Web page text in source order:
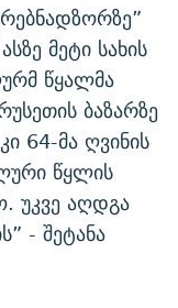
მეტი სახის
წყალმა
ბაზარზე
64-მა ღვინის
წყლის
უკვე აღდგა
- შეტანა